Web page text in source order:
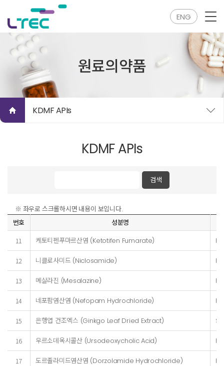
ENG
원료의약품
KDMF APIs
KDMF APIs
※ 좌우로 스크롤하시면 내용이 보입니다.
번호
성분명
11
케토티펜푸마르산염 (Ketotifen Fumarate)
12 니클로사미드 (Niclosamide)
13 메살라진 (Mesalazine)
14 네포팜염산염 (Nefopam Hydrochloride)
15 은행엽 건조엑스 (Ginkgo Leaf Dried Extract)
16 우르소데옥시콜산 (Ursodeoxycholic Acid)
17 도르졸라미드염산염 (Dorzolamide Hydrochloride)